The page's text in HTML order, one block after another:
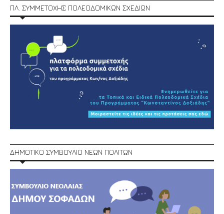
ΠΛ. ΣΥΜΜΕΤΟΧΗΣ ΠΟΛΕΟΔΟΜΙΚΩΝ ΣΧΕΔΙΩΝ
ΔΗΜΟΤΙΚΟ ΣΥΜΒΟΥΛΙΟ ΝΕΩΝ ΠΟΛΙΤΩΝ